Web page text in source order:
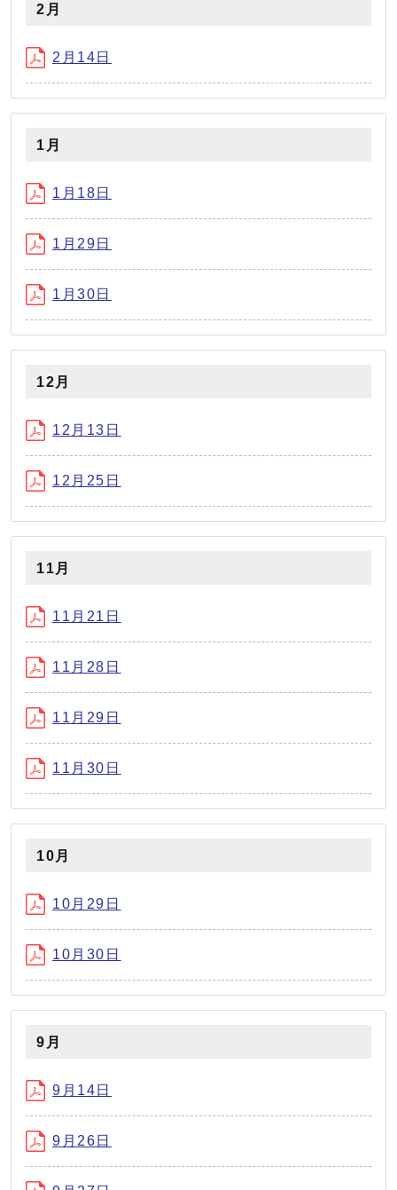
2月
2月14日
1月
1月18日
1月29日
1月30日
12月
12月13日
12月25日
11月
11月21日
11月28日
11月29日
11月30日
10月
10月29日
10月30日
9月
9月14日
9月26日